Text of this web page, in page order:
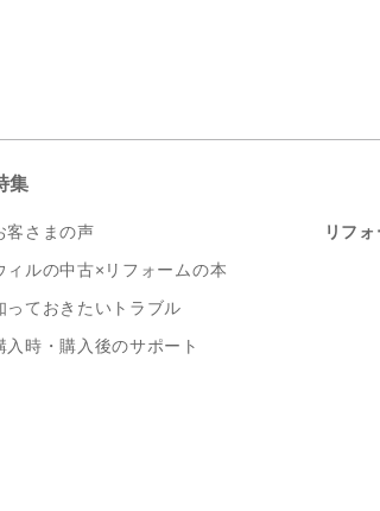
集
客さまの声
ィルの中古×リフォームの本
っておきたいトラブル
入時・購入後のサポート
リフ